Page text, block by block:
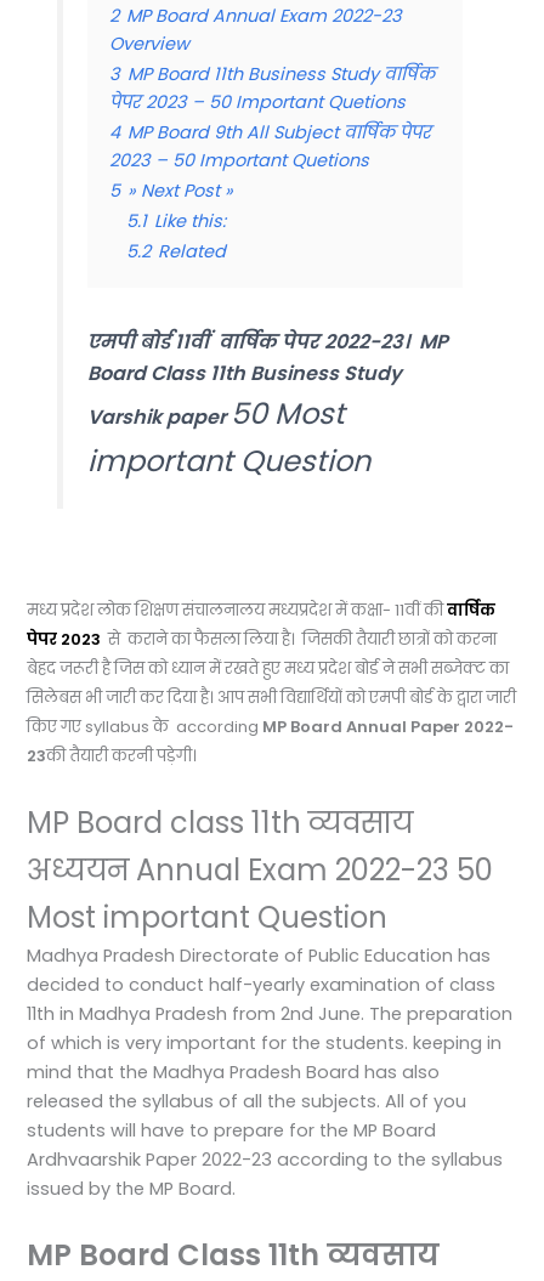
2 MP Board Annual Exam 2022-23
Overview
3 MP Board 11th Business Study वार्षिक
पेपर 2023 – 50 Important Quetions
4 MP Board 9th All Subject वार्षिक पेपर
2023 – 50 Important Quetions
5 » Next Post »
5.1 Like this:
5.2 Related
एमपी बोर्ड 11वीं वार्षिक पेपर 2022-23। MP
Board Class 11th Business Study
Varshik paper50 Most
important Question
मध्य प्रदेश लोक शिक्षण संचालनालय मध्यप्रदेश मेंकक्षा- 11वींकीवार्षिक
पेपर 2023 से कराने का फैसला लिया है। जिसकी तैयारी छात्रों को करना
बेहद जरूरी है जिस को ध्यान में रखते हुए मध्य प्रदेश बोर्ड ने सभी सब्जेक्ट का
सिलेबस भी जारी कर दिया है। आप सभी विद्यार्थियों को एमपी बोर्ड के द्वारा जारी
किए गएsyllabusके according MP Board Annual Paper 2022-
23की तैयारी करनी पड़ेगी।
MP Board class 11th व्यवसाय
अध्ययन Annual Exam 2022-23 50
Most important Question
Madhya Pradesh Directorate of Public Education has
decided to conduct half-yearly examination of class
11th in Madhya Pradesh from 2nd June. The preparation
of which is very important for the students. keeping in
mind that the Madhya Pradesh Board has also
released the syllabus of all the subjects. All of you
students will have to prepare for the MP Board
Ardhvaarshik Paper 2022-23 according to the syllabus
issued by the MP Board.
MP Board Class 11th व्यवसाय